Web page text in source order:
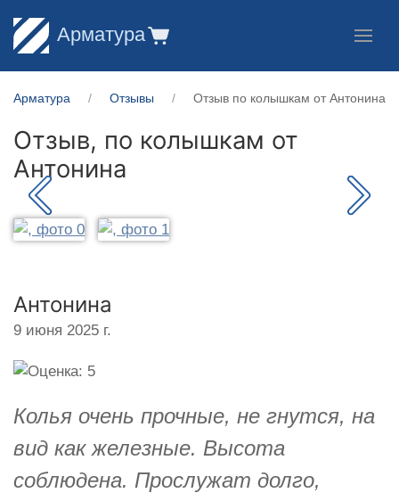
Арматура
Арматура Отзывы Отзыв по колышкам от Антонина
Отзыв, по колышкам от
Антонина
Антонина
9 июня 2025 г.
Колья очень прочные, не гнутся, на
вид как железные. Высота
соблюдена. Прослужат долго,